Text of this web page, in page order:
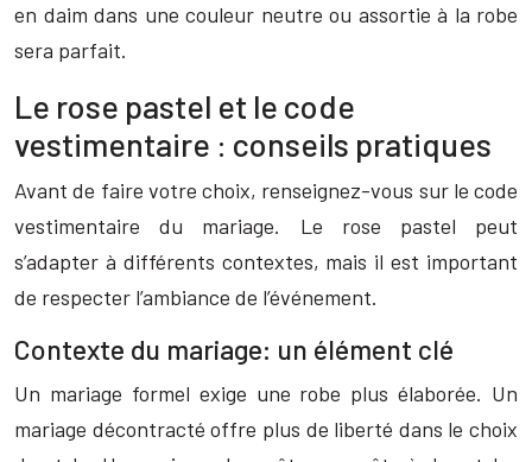
en daim dans une couleur neutre ou assortie à la robe
sera parfait.
Le rose pastel et le code
vestimentaire : conseils pratiques
Avant de faire votre choix, renseignez-vous sur le code
vestimentaire du mariage. Le rose pastel peut
s’adapter à différents contextes, mais il est important
de respecter l’ambiance de l’événement.
Contexte du mariage: un élément clé
Un mariage formel exige une robe plus élaborée. Un
mariage décontracté offre plus de liberté dans le choix